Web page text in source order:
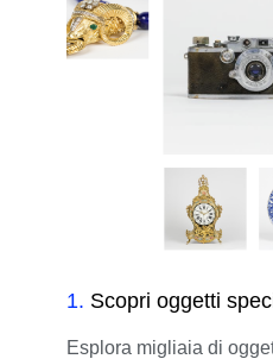
1. Scopri oggetti
Esplora migliaia di